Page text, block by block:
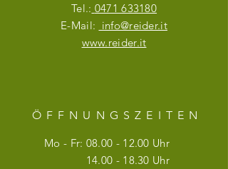
Tel.: 0471 633180
E-Mail: info@reider.it
www.reider.it
ÖFFNUNGSZEITE N
Mo - Fr: 08.00 - 12.00 Uhr
14.00 - 18.30 Uhr